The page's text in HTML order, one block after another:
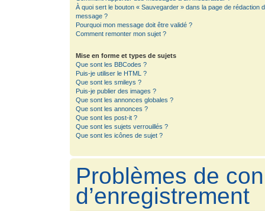
À quoi sert le bouton « Sauvegarder » dans la page de rédaction
message ?
Pourquoi mon message doit être validé ?
Comment remonter mon sujet ?
Mise en forme et types de sujets
Que sont les BBCodes ?
Puis-je utiliser le HTML ?
Que sont les smileys ?
Puis-je publier des images ?
Que sont les annonces globales ?
Que sont les annonces ?
Que sont les post-it ?
Que sont les sujets verrouillés ?
Que sont les icônes de sujet ?
Problèmes de
d’enregistrement